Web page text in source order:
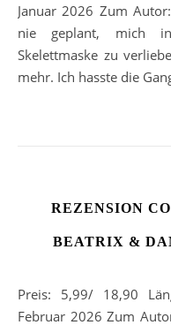
Januar 2026 Zum
nie geplant, mich
Skelettmaske zu
mehr. Ich hasste die
REZENSION
BEATRIX &
Preis: 5,99/ 18,90 Länge: 369 Seiten Erschienen: 10.
Februar 2026 Zum